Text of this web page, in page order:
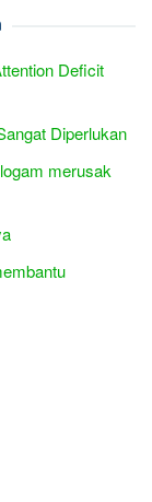
Deficit
Diperlukan
merusak